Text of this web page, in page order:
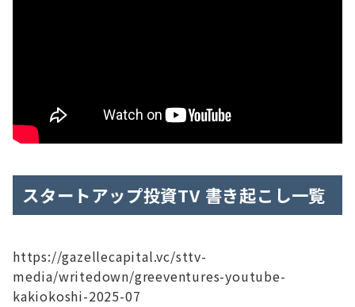
スタートアップ投資TV 書き起こし一覧
https://gazellecapital.vc/sttv-
media/writedown/greeventures-youtube-
kakiokoshi-2025-07